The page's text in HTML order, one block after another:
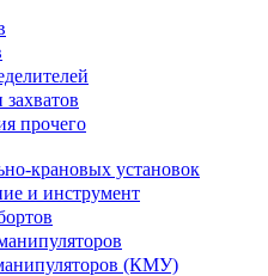
прочего
крановых установок
и инструмент
(КМУ)